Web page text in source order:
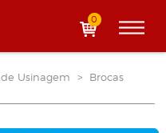
0
Usinagem >
Brocas